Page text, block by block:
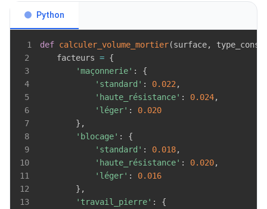
Python
1 def calculer_volume_mortier(surface,
2
    facteurs
= {
3
'maçonnerie' :
{
4
'standard' : 0.022 ,
5
'haute_résistance' : 0.024,
6
'léger' :
0.020
7
} ,
8
'blocage' :
{
9
'standard' : 0.018,
10
'haute_résistance' : 0.020,
11
'léger' :
0.016
12
} ,
13
'travail_pierre' :
{